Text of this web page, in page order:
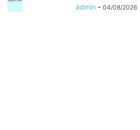
admin - 04/08/2026